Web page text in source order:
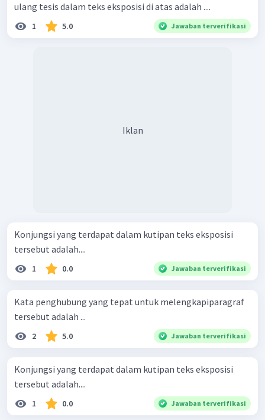
ulang tesis dalam teks eksposisi di atas adalah ....
1 5.0 Jawaban terverifikasi
Iklan
Konjungsi yang terdapat dalam kutipan teks eksposisi
tersebut adalah....
1 0.0 Jawaban terverifikasi
Kata penghubung yang tepat untuk melengkapiparagraf
tersebut adalah ...
2 5.0 Jawaban terverifikasi
Konjungsi yang terdapat dalam kutipan teks eksposisi
tersebut adalah....
1 0.0 Jawaban terverifikasi